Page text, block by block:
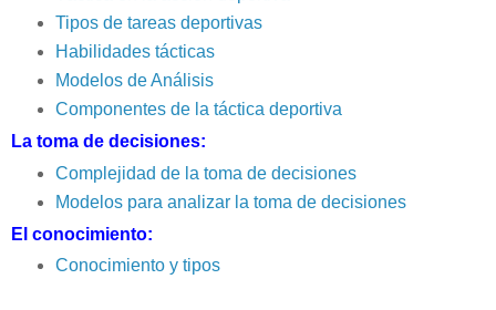
Tipos de tareas deportivas
Habilidades tácticas
Modelos de Análisis
Componentes de la táctica deportiva
La toma de decisiones:
Complejidad de la toma de decisiones
Modelos para analizar la toma de decisiones
El conocimiento:
Conocimiento y tipos